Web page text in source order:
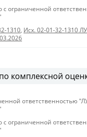
с ограниченной
1310, Исх. 02-01-32-1310
комплексной
ответственностью
с ограниченной